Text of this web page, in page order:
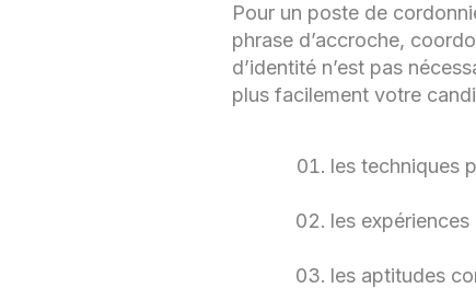
Pour un poste de
phrase d’accroche,
d’identité n’est pas
plus facilement votre
les techniques
les
les aptitudes